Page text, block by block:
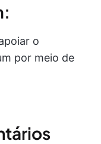
o
por meio de